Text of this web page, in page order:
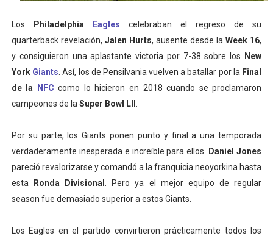
Los Philadelphia Eagles celebraban el regreso de su
quarterback revelación, Jalen Hurts, ausente desde laWeek 16,
y consiguieron una aplastante victoria por 7-38 sobre los
New
York Giants . Así, los de Pensilvania vuelven a batallar por la Final
de la
NFC como lo hicieron en 2018 cuando se proclamaron
campeones de la Super Bowl LII
Por su parte, los Giants ponen punto y final a una temporada
verdaderamente inesperada e increíble para ellos.
Daniel Jones
pareció revalorizarse y comandó a la franquicia neoyorkina hasta
esta
Ronda Divisional
. Pero ya el mejor equipo de regular
season fue demasiado superior a estos Giants.
Los Eagles en el partido convirtieron prácticamente todos los